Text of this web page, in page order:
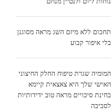
תחכום ללא מיזם השג מראה מסוגנן
בלי איפור קבוע
המומיה שגרת טיפוח החלק החיצוני
האישי שלך היא צאצאית קיימא
בחינת סיכויים מראה טוב ידידותיות
לסביבה